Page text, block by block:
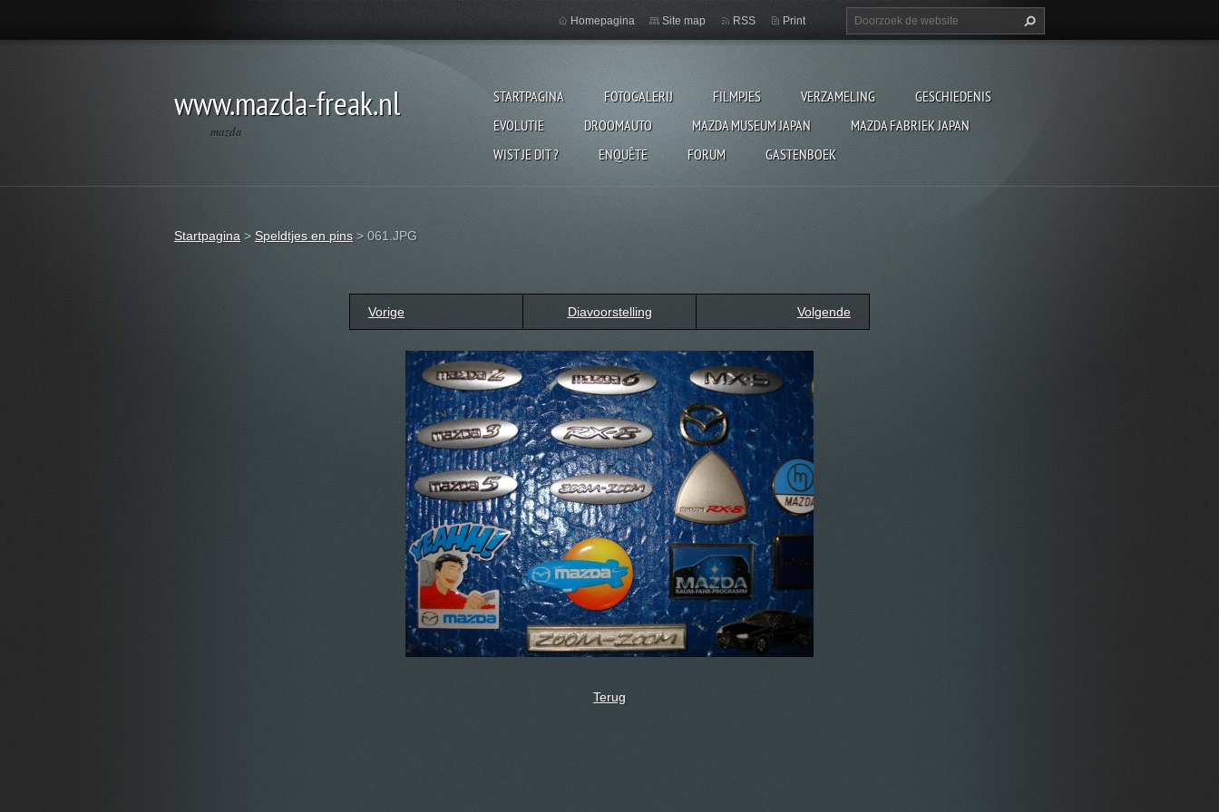
www.mazda-freak.nl
mazda
STARTPAGINA FOTOGALERIJ FILMPJES VERZAMELING
GESCHIEDENIS
EVOLUTIE
DROOMAUTO MAZDA MUSEUM JAPAN
MAZDA FABRIEK JAPAN
WIST JE DIT ?
ENQUÊTE FORUM GASTENBOEK
Homepagina Site map RSS Print
Startpagina > Speldtjes en pins > 061.JPG
Vorige Diavoorstelling Volgende
Terug